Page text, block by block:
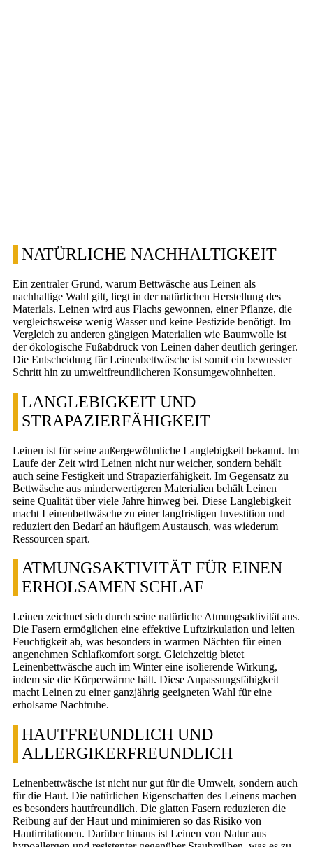
NATÜRLICHE NACHHALTIGKEIT
Ein zentraler Grund, warum Bettwäsche aus Leinen als
nachhaltige Wahl gilt, liegt in der natürlichen Herstellung des
Materials. Leinen wird aus Flachs gewonnen, einer Pflanze, die
vergleichsweise wenig Wasser und keine Pestizide benötigt. Im
Vergleich zu anderen gängigen Materialien wie Baumwolle ist
der ökologische Fußabdruck von Leinen daher deutlich geringer.
Die Entscheidung für Leinenbettwäsche ist somit ein bewusster
Schritt hin zu umweltfreundlicheren Konsumgewohnheiten.
LANGLEBIGKEIT UND
STRAPAZIERFÄHIGKEIT
Leinen ist für seine außergewöhnliche Langlebigkeit bekannt. Im
Laufe der Zeit wird Leinen nicht nur weicher, sondern behält
auch seine Festigkeit und Strapazierfähigkeit. Im Gegensatz zu
Bettwäsche aus minderwertigeren Materialien behält Leinen
seine Qualität über viele Jahre hinweg bei. Diese Langlebigkeit
macht Leinenbettwäsche zu einer langfristigen Investition und
reduziert den Bedarf an häufigem Austausch, was wiederum
Ressourcen spart.
ATMUNGSAKTIVITÄT FÜR EINEN
ERHOLSAMEN SCHLAF
Leinen zeichnet sich durch seine natürliche Atmungsaktivität aus.
Die Fasern ermöglichen eine effektive Luftzirkulation und leiten
Feuchtigkeit ab, was besonders in warmen Nächten für einen
angenehmen Schlafkomfort sorgt. Gleichzeitig bietet
Leinenbettwäsche auch im Winter eine isolierende Wirkung,
indem sie die Körperwärme hält. Diese Anpassungsfähigkeit
macht Leinen zu einer ganzjährig geeigneten Wahl für eine
erholsame Nachtruhe.
HAUTFREUNDLICH UND
ALLERGIKERFREUNDLICH
Leinenbettwäsche ist nicht nur gut für die Umwelt, sondern auch
für die Haut. Die natürlichen Eigenschaften des Leinens machen
es besonders hautfreundlich. Die glatten Fasern reduzieren die
Reibung auf der Haut und minimieren so das Risiko von
Hautirritationen. Darüber hinaus ist Leinen von Natur aus